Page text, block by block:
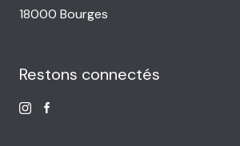
18000 Bourges
Restons connectés